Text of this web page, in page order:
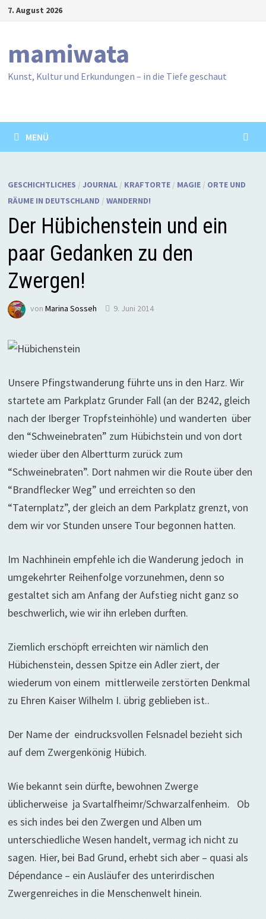
Zum7. August 2026
mamiwata
Kunst, Kultur und Erkundungen – in die Tiefe geschaut
MENÜ
GESCHICHTLICHES / JOURNAL/ KRAFTORTE/ MAGIE/ ORTE UND
RÄUME IN DEUTSCHLAND / WANDERND!
Der Hübichenstein und ein
paar Gedanken zu den
Zwergen!
von Marina Sosseh 9. Juni 2014
Unsere Pfingstwanderung führte uns in den Harz. Wir
startete am Parkplatz Grunder Fall (an der B242, gleich
nach der Iberger Tropfsteinhöhle) und wanderten über
den “Schweinebraten” zum Hübichstein und von dort
wieder über den Albertturm zurück zum
“Schweinebraten”. Dort nahmen wir die Route über den
“Brandflecker Weg” und erreichten so den
“Taternplatz”, der gleich an dem Parkplatz grenzt, von
dem wir vor Stunden unsere Tour begonnen hatten.
Im Nachhinein empfehle ich die Wanderung jedoch in
umgekehrter Reihenfolge vorzunehmen, denn so
gestaltet sich am Anfang der Aufstieg nicht ganz so
beschwerlich, wie wir ihn erleben durften.
Ziemlich erschöpft erreichten wir nämlich den
Hübichenstein, dessen Spitze ein Adler ziert, der
wiederum von einem mittlerweile zerstörten Denkmal
zu Ehren Kaiser Wilhelm I. übrig geblieben ist..
Der Name der eindrucksvollen Felsnadel bezieht sich
auf dem Zwergenkönig Hübich.
Wie bekannt sein dürfte, bewohnen Zwerge
üblicherweise ja Svartalfheimr/Schwarzalfenheim. Ob
es sich indes bei den Zwergen und Alben um
unterschiedliche Wesen handelt, vermag ich nicht zu
sagen. Hier, bei Bad Grund, erhebt sich aber – quasi als
Dépendance – ein Ausläufer des unterirdischen
Zwergenreiches in die Menschenwelt hinein.